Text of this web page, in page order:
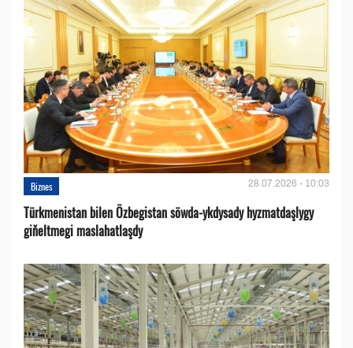
Biznes 28.07.2026 - 10:03
Türkmenistan bilen Özbegistan söwda-ykdysady hyzmatdaşlygy
giňeltmegi maslahatlaşdy